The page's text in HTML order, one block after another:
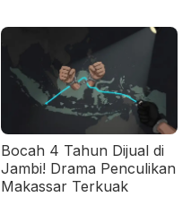
Bocah 4 Tahun Dijual di
Jambi! Drama Penculikan
Makassar Terkuak